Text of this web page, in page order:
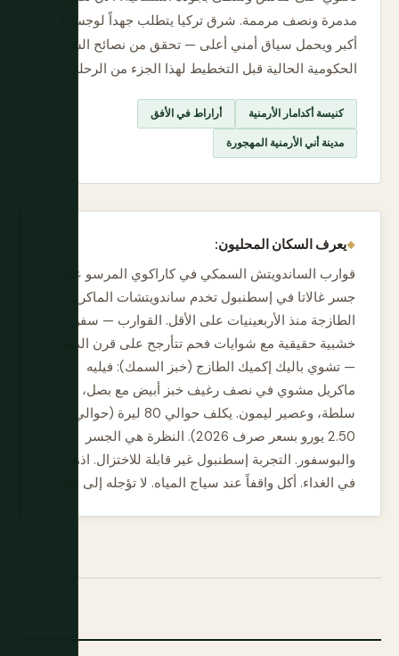
مدمرة ونصف مرممة. شرق تركيا يتطلب جهداً لوجستياً
أكبر ويحمل سياق أمني أعلى — تحقق من نصائح السفر
الحكومية الحالية قبل التخطيط لهذا الجزء من الرحلة.
كنيسة أكدامار الأرمنية أراراط في الأفق
مدينة أني الأرمنية المهجورة
يعرف السكان المحليون:
قوارب الساندويتش السمكي في كاراكوي المرسو عند
جسر غالاتا في إسطنبول تخدم ساندويتشات الماكريل
الطازجة منذ الأربعينيات على الأقل. القوارب — سفن
خشبية حقيقية مع شوايات فحم تتأرجح على قرن الذهب
— تشوي باليك إكميك الطازج (خبز السمك): فيليه
ماكريل مشوي في نصف رغيف خبز أبيض مع بصل،
سلطة، وعصير ليمون. يكلف حوالي 80 ليرة (حوالي
2.50 يورو بسعر صرف 2026). النظرة هي الجسر
والبوسفور. التجربة إسطنبول غير قابلة للاختزال. اذهب
في الغداء. أكل واقفاً عند سياج المياه. لا تؤجله إلى الغد.